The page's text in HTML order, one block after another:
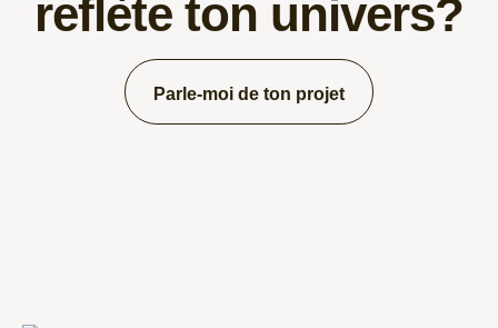
reflète ton univers?
Parle-moi de ton projet